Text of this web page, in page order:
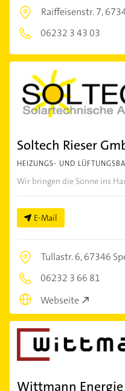
Raiffeisenstr. 7,
06232 3 43 03
Soltech Rieser
HEIZUNGS- UND
Wir bringen die Sonne ins
E-Mail
Tullastr. 6,67346
06232 3 66 81
Webseite
Wittmann